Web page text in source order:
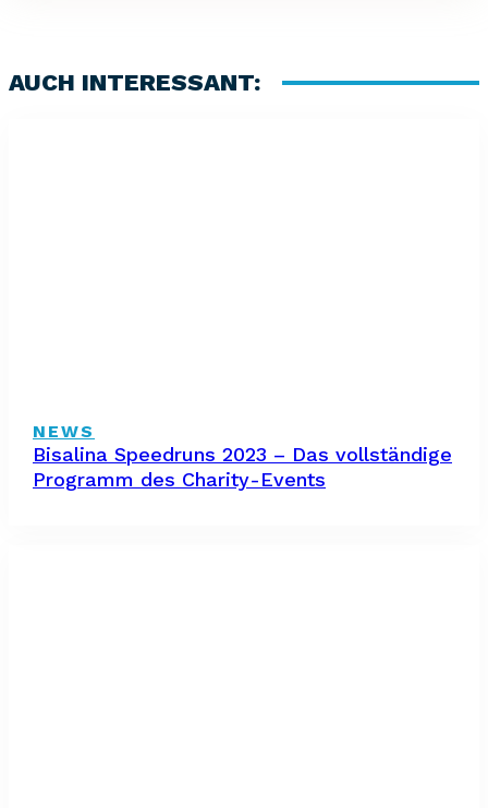
AUCH INTERESSANT:
NEWS
Bisalina Speedruns 2023 – Das vollständige
Programm des Charity-Events